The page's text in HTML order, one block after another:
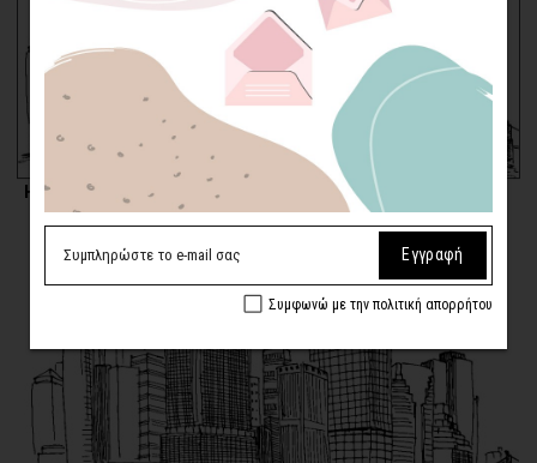
Η επιλογή σας
Εγγραφή
Συμφωνώ με την πολιτική απορρήτου